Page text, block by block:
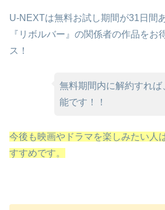
U-NEXTは無料お試し期間が31日間
『リボルバー』の関係者の作品をお
ス！
無料期間内に解約すれ
能です！！
今後も映画やドラマを楽しみたい人
すすめです。